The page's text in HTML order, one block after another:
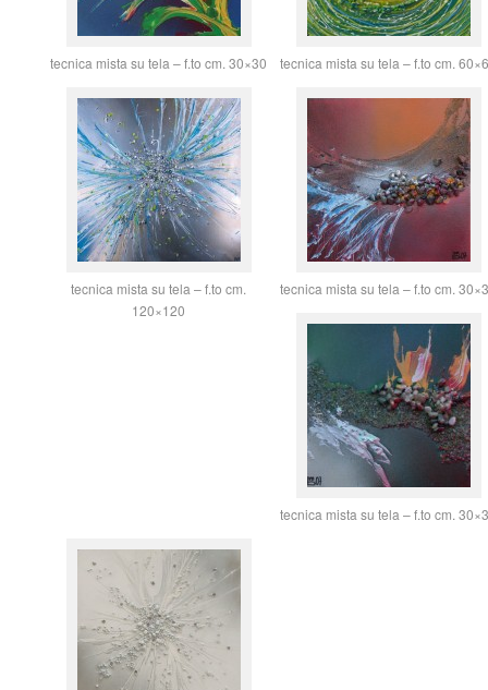
tecnica mista su tela – f.to cm. 30×30 tecnica mista su tela – f.to cm.
tecnica mista su tela – f.to cm.
120×120
tecnica mista su tela – f.to cm.
tecnica mista su tela – f.to cm.